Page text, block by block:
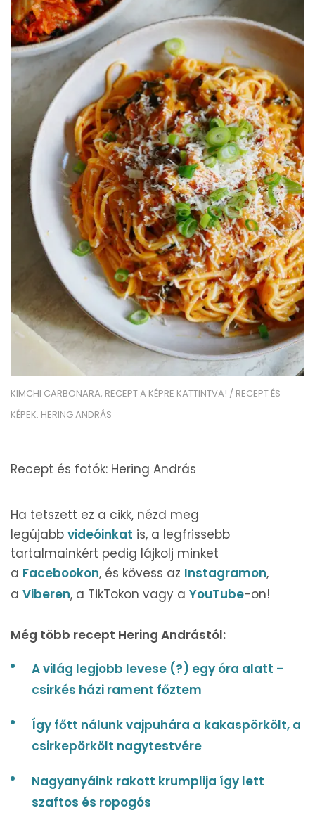
KIMCHI CARBONARA, RECEPT A KÉPRE KATTINTVA! / RECEPT ÉS
KÉPEK: HERING ANDRÁS
Recept és fotók: Hering András
Ha tetszett ez a cikk, nézd meg
legújabb videóinkat is, a legfrissebb
tartalmainkért pedig lájkolj minket
a Facebookon, és kövess az Instagramon,
a Viberen, a TikTokon vagy a YouTube-on!
Még több recept Hering Andrástól:
A világ legjobb levese (?) egy óra alatt –
csirkés házi rament főztem
Így főtt nálunk vajpuhára a kakaspörkölt, a
csirkepörkölt nagytestvére
Nagyanyáink rakott krumplija így lett
szaftos és ropogós